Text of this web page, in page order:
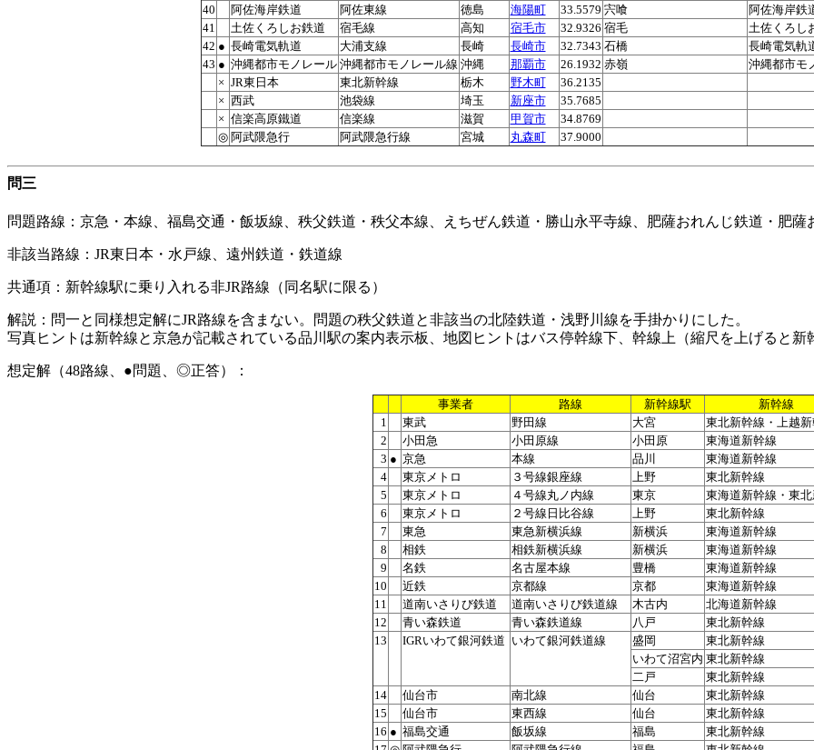
40
阿佐海岸鉄道 阿佐東線 徳島 海陽町 33.5579 宍喰 阿佐海岸鉄
41
土佐くろしお鉄道 宿毛線 高知 宿毛市 32.9326 宿毛 土佐くろし
42 ● 長崎電気軌道 大浦支線 長崎 長崎市 32.7343 石橋 長崎電気軌
43 ● 沖縄都市モノレール 沖縄都市モノレール線 沖縄 那覇市 26.1932 赤嶺 沖縄都市モ
× JR東日本 東北新幹線 栃木 野木町
36.2135
× 西武 池袋線 埼玉 新座市
35.7685
× 信楽高原鐵道 信楽線 滋賀 甲賀市
34.8769
◎ 阿武隈急行 阿武隈急行線 宮城 丸森町 37.9000
問三
問題路線：京急・本線、福島交通・飯坂線、秩父鉄道・秩父本線、えちぜん鉄道・勝山永平寺線、肥薩おれんじ鉄道・肥薩
非該当路線：JR東日本・水戸線、遠州鉄道・鉄道線
共通項：新幹線駅に乗り入れる非JR路線（同名駅に限る）
解説：問一と同様想定解にJR路線を含まない。問題の秩父鉄道と非該当の北陸鉄道・浅野川線を手掛かりにした。
写真ヒントは新幹線と京急が記載されている品川駅の案内表示板、地図ヒントはバス停幹線下、幹線上（縮尺を上げると新
想定解（48路線、●問題、◎正答）：
事業者 路線 新幹線駅
新幹線
1
東武 野田線 大宮
東北新幹線・上越新
2
小田急 小田原線 小田原
東海道新幹線
3 ● 京急 本線 品川
東海道新幹線
4
東京メトロ ３号線銀座線 上野
東北新幹線
5
東京メトロ ４号線丸ノ内線 東京
東海道新幹線・東
6
東京メトロ ２号線日比谷線 上野
東北新幹線
7
東急 東急新横浜線 新横浜
東海道新幹線
8
相鉄 相鉄新横浜線 新横浜
東海道新幹線
9
名鉄 名古屋本線 豊橋
東海道新幹線
10
近鉄 京都線 京都
東海道新幹線
11
道南いさりび鉄道 道南いさりび鉄道線 木古内
北海道新幹線
12
青い森鉄道 青い森鉄道線 八戸
東北新幹線
13
IGRいわて銀河鉄道 いわて銀河鉄道線 盛岡
東北新幹線
いわて沼宮内 東北新幹線
二戸
東北新幹線
14
仙台市 南北線 仙台
東北新幹線
15
仙台市 東西線 仙台
東北新幹線
16 ● 福島交通 飯坂線 福島
東北新幹線